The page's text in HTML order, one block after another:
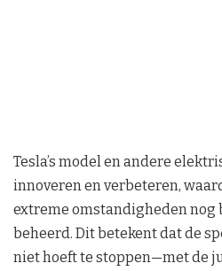
Tesla’s model en andere
innoveren en verbeteren,
extreme omstandigheden nog
beheerd. Dit betekent dat de
niet hoeft te stoppen—met de